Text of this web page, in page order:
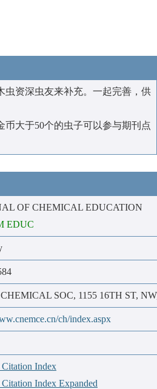
虫资深虫友来补充。一起完善，供
币大于50个的虫子可以参与期刊点
OF CHEMICAL EDUCATION
EDUC
SOC, 1155 16TH ST,
ch/index.aspx
Citation Index
Citation Index Expanded